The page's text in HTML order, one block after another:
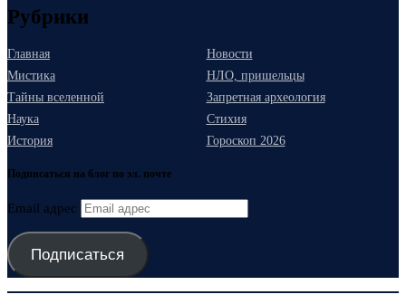
Рубрики
Главная
Новости
Мистика
НЛО, пришельцы
Тайны вселенной
Запретная археология
Наука
Стихия
История
Гороскоп 2026
Подписаться на блог по эл. почте
Email адрес
Подписаться